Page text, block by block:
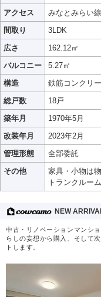
アクセス
みなとみらい
間取り
3LDK
広さ
162.12㎡
バルコニー
5.27㎡
構造
鉄筋コンクリ
総戸数
18戸
築年月
1970年5月
改装年月
2023年2月
管理形態
全部委託
その他
家具・小物は
トランクルー
NEW
中古・リノベーションマンシ
らしの妄想から購入、そして
トします。